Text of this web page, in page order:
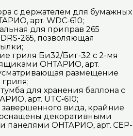
с держателем для бумажных
арт. WDC-610;
для приправ 265
265, позволяющая
гриля Би32/Биг-32 с 2-мя
ОНТАРИО, арт.
размещение
для хранения баллона с
арт. UTC-610;
вида, крайние
декоративными
панелями ОНТАРИО, арт. CEP-